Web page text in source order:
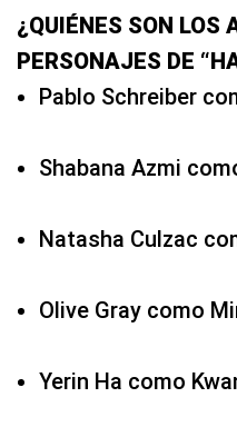
¿QUIÉNES SON LOS
PERSONAJES DE
Pablo Schreiber
Shabana Azmi
Natasha Culzac
Olive Gray como
Yerin Ha como